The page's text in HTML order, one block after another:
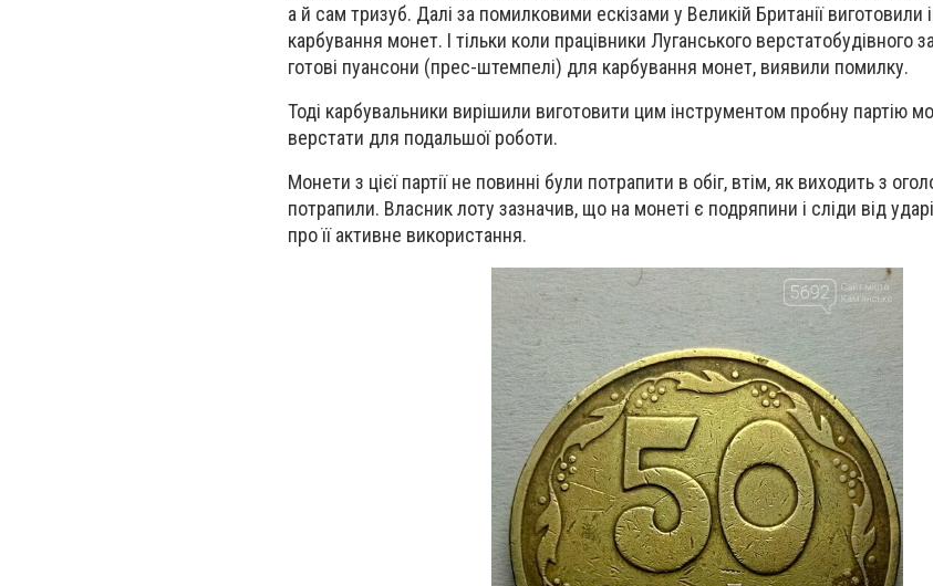
а й сам тризуб. Далі за помилковими ескізами у Великій Британії виготовили
карбування монет. І тільки коли працівники Луганського верстатобудівного
готові пуансони (прес-штемпелі) для карбування монет, виявили помилку.
Тоді карбувальники вирішили виготовити цим інструментом пробну партію
верстати для подальшої роботи.
Монети з цієї партії не повинні були потрапити в обіг, втім, як виходить з
потрапили. Власник лоту зазначив, що на монеті є подряпини і сліди від
про її активне використання.